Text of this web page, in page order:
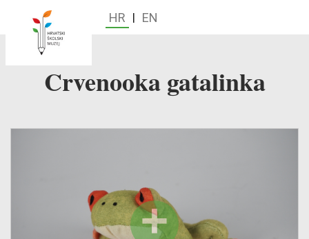
HR | EN
Crvenooka gatalinka